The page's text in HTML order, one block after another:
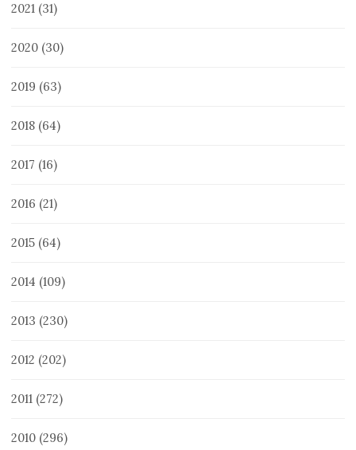
2021 (31)
2020 (30)
2019 (63)
2018 (64)
2017 (16)
2016 (21)
2015 (64)
2014 (109)
2013 (230)
2012 (202)
2011 (272)
2010 (296)